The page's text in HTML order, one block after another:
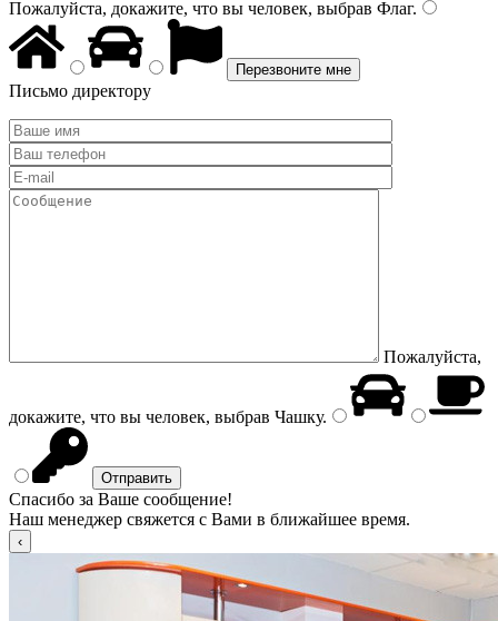
Пожалуйста, докажите, что вы человек, выбрав Флаг.
Письмо директору
Пожалуйста,
докажите, что вы человек, выбрав Чашку.
Спасибо за Ваше сообщение!
Наш менеджер свяжется с Вами в ближайшее время.